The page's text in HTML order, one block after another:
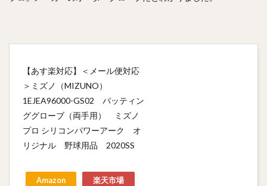
【あす楽対応】＜メール便対応
＞ミズノ（MIZUNO）
1EJEA96000-GS02 バッティン
ググローブ（両手用） ミズノ
プロ シリコンパワーアーク オ
リジナル 野球用品 2020SS
Amazon 楽天市場